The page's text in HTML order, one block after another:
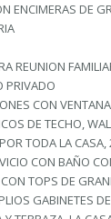
ENCIMERAS DE
REUNION
PRIVADO
CON
DE TECHO,
TODA LA CASA,
CON BAÑO
TOPS DE
GABINETES